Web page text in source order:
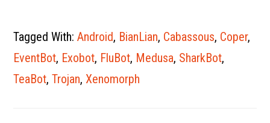
Tagged With:Android, BianLian, Cabassous, Coper,
EventBot, Exobot, FluBot, Medusa, SharkBot,
TeaBot,Trojan,Xenomorph